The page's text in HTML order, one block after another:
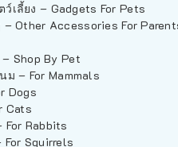
เลี้ยง – Gadgets For Pets
Other Accessories For
Shop By Pet
ม – For Mammals
Dogs
Cats
For Rabbits
Squirrels